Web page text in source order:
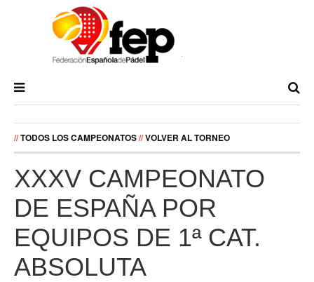
//TODOS LOS CAMPEONATOS//VOLVER AL TORNEO
XXXV CAMPEONATO
DE ESPAÑA POR
EQUIPOS DE 1ª CAT.
ABSOLUTA